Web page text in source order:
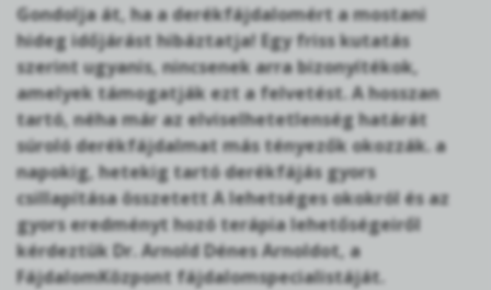
Gondolja át, ha a derékfájdalomért a mostani
hideg időjárást hibáztatja! Egy friss kutatás
szerint ugyanis, nincsenek arra bizonyítékok,
amelyek támogatják ezt a felvetést. A hosszan
tartó, néha már az elviselhetetlenség határát
súroló derékfájdalmat más tényezők okozzák. a
napokig, hetekig tartó derékfájás gyors
csillapítása összetett A lehetséges okokról és az
gyors eredményt hozó terápia lehetőségeiről
kérdeztük Dr. Arnold Dénes Arnoldot, a
FájdalomKözpont fájdalomspecialistáját.